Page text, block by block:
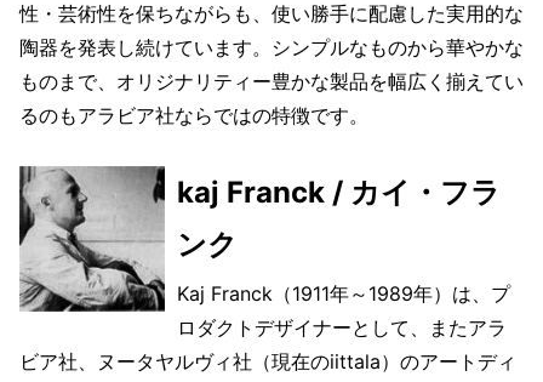
性・芸術性を保ちながらも、使い勝手に配慮した実用的な
陶器を発表し続けています。シンプルなものから華やかな
ものまで、オリジナリティー豊かな製品を幅広く揃えてい
るのもアラビア社ならではの特徴です。
kaj Franck / カイ・フラ
ンク
Kaj Franck（1911年～1989年）は、プ
ロダクトデザイナーとして、またアラ
ビア社、ヌータヤルヴィ社（現在のiittala）のアートディ